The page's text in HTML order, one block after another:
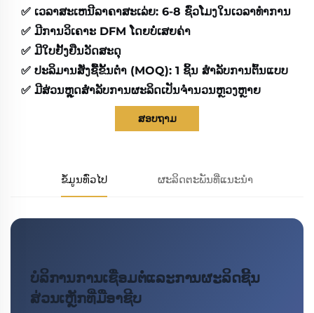
✅ ເວລາສະເຫນີລາຄາສະເລ່ຍ: 6-8 ຊົ່ວໂມງໃນເວລາທຳການ
✅ ມີການວິເຄາະ DFM ໂດຍບໍ່ເສຍຄ່າ
✅ ມີໃບຢັ້ງຢືນວັດສະດຸ
✅ ປະລິມານສັ່ງຊື້ຂັ້ນຕ່ຳ (MOQ): 1 ຊິ້ນ ສຳລັບການຕົ້ນແບບ
✅ ມີສ່ວນຫຼຸດສຳລັບການຜະລິດເປັນຈຳນວນຫຼວງຫຼາຍ
ສອບຖາມ
ຂໍ້ມູນທົ່ວໄປ ຜະລິດຕະພັນທີ່ແນະນຳ
ບໍລິການການເຊື່ອມຕໍ່ແລະການຜະລິດຊີ້ນ
ສ່ວນເຫຼັກທີ່ມືອາຊີບ